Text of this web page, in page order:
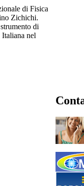
di Fisica
Zichichi.
di
nel